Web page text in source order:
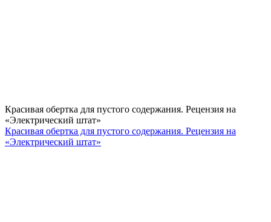
Красивая обертка для пустого содержания. Рецензия на
«Электрический штат»
Красивая обертка для пустого содержания. Рецензия на
«Электрический штат»